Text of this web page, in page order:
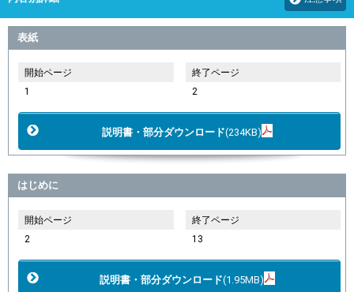
表紙
開始ページ
1
終了ページ
2
説明書・部分ダウンロード(234KB)
はじめに
開始ページ
2
終了ページ
13
説明書・部分ダウンロード(1.95MB)